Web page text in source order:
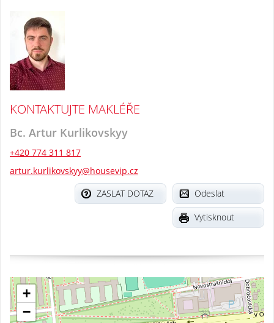
KONTAKTUJTE MAKLÉŘE
Bc. Artur Kurlikovskyy
+420 774 311 817
artur.kurlikovskyy@housevip.cz
Odeslat
ZASLAT DOTAZ
Vytisknout
+
−